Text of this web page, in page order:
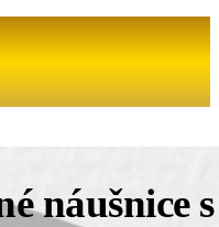
náušnice